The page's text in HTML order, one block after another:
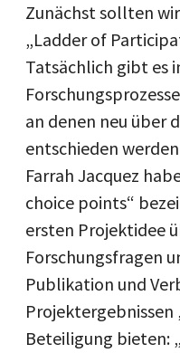
Zunächst sollten
„Ladder of
Tatsächlich gibt es
an denen neu über
entschieden
Farrah Jacquez
choice points“
ersten Projektidee
Forschungsfragen
Publikation und
Beteiligung bieten: